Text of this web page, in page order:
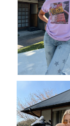
Tシャツ レタッチ
hirt オリジナル デ
カン カジュアル バ
グ コーデ インナ
ンダー ウェア カ
人気 定番 重ね
merican
ンプル カセ